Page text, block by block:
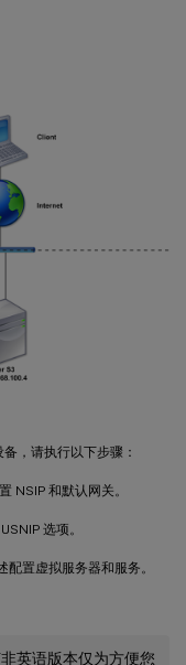
，请执行以下步骤：
NSIP 和默认网关。
选项。
配置虚拟服务器和服务。
英语版本仅为方便您